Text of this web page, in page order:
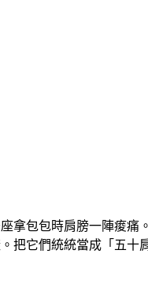
拿包包時肩膀一陣痠
把它們統統當成「五